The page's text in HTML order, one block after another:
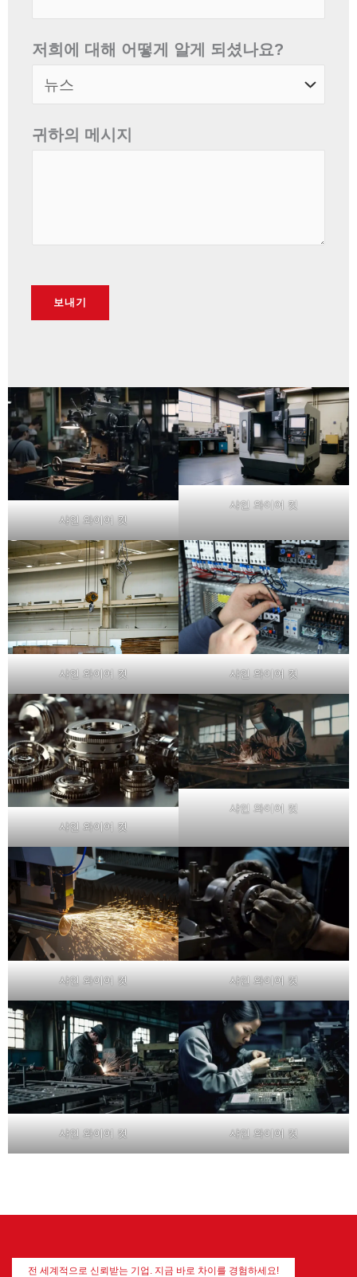
저희에 대해 어떻게 알게 되셨나요?
귀하의 메시지
보내기
샤인 와이어 컷
샤인 와이어 컷
샤인 와이어 컷 샤인 와이어 컷
샤인 와이어 컷
샤인 와이어 컷
샤인 와이어 컷 샤인 와이어 컷
샤인 와이어 컷 샤인 와이어 컷
전 세계적으로 신뢰받는 기업. 지금 바로 차이를 경험하세요!